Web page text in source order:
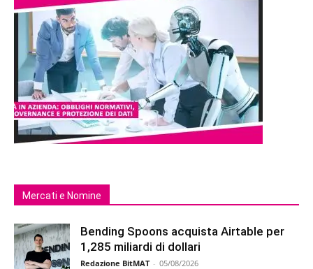
Mercati e Nomine
Bending Spoons acquista Airtable per
1,285 miliardi di dollari
Redazione BitMAT - 05/08/2026